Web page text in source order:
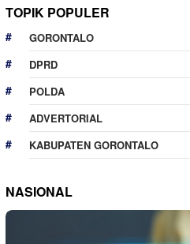
TOPIK POPULER
GORONTALO
DPRD
POLDA
ADVERTORIAL
KABUPATEN GORONTALO
NASIONAL